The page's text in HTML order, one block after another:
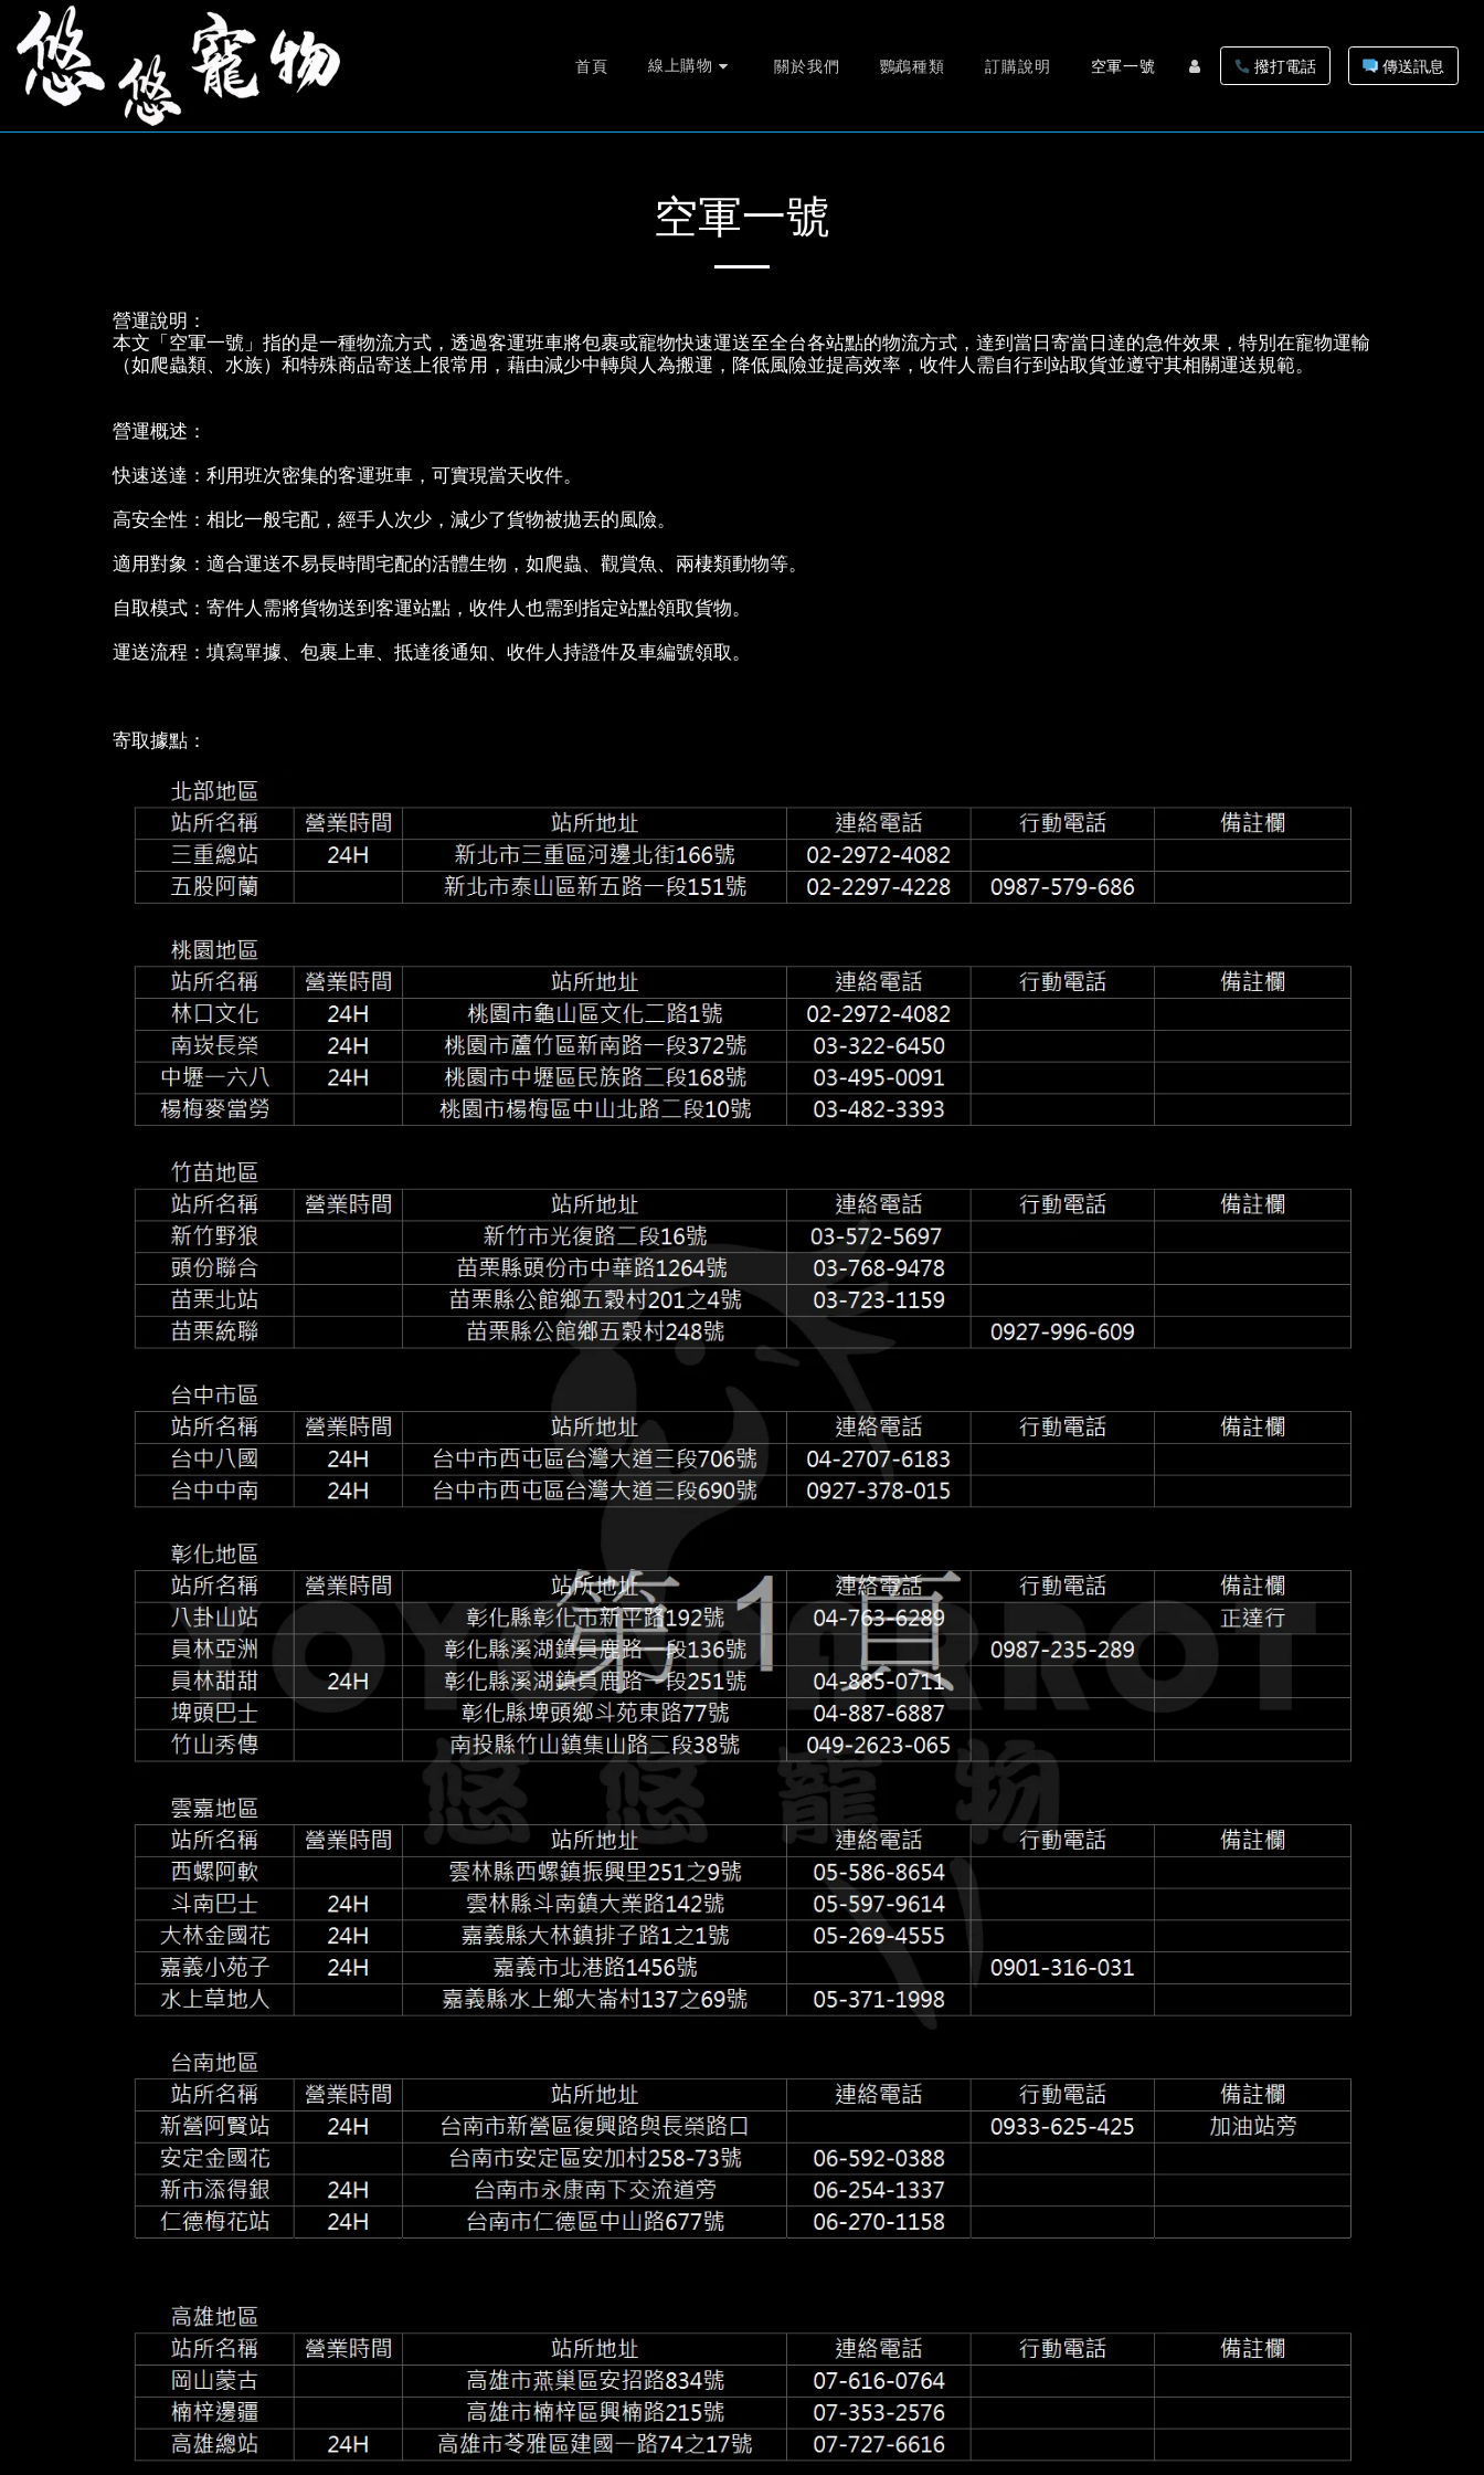
首頁 線上購物 關於我們 鸚鵡種類 訂購說明 空軍一號 撥打電話 傳送訊息
空軍一號
營運說明：
本文「空軍一號」指的是一種物流方式，透過客運班車將包裹或寵物快速運送至全台各站點的物流方式，達到當日寄當日達的急件效果，特別在寵物運輸
（如爬蟲類、水族）和特殊商品寄送上很常用，藉由減少中轉與人為搬運，降低風險並提高效率，收件人需自行到站取貨並遵守其相關運送規範。
營運概述：
快速送達：利用班次密集的客運班車，可實現當天收件。
高安全性：相比一般宅配，經手人次少，減少了貨物被拋丟的風險。
適用對象：適合運送不易長時間宅配的活體生物，如爬蟲、觀賞魚、兩棲類動物等。
自取模式：寄件人需將貨物送到客運站點，收件人也需到指定站點領取貨物。
運送流程：填寫單據、包裹上車、抵達後通知、收件人持證件及車編號領取。
寄取據點：